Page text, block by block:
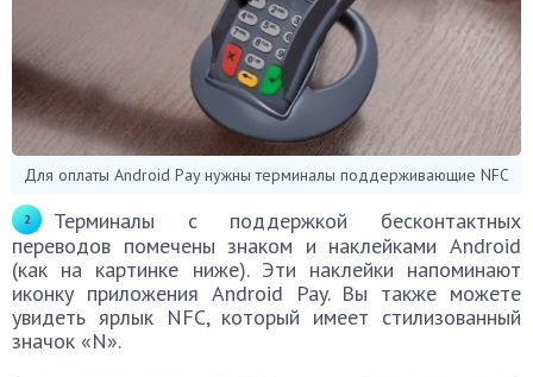
Для оплаты Android Pay нужны терминалы поддерживающие NFC
Терминалы с поддержкой бесконтактных
переводов помечены знаком и наклейками Android
(как на картинке ниже). Эти наклейки напоминают
иконку приложения Android Pay. Вы также можете
увидеть ярлык NFC, который имеет стилизованный
значок «N».